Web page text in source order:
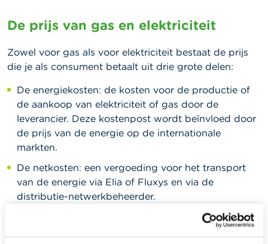
De prijs van gas en elektriciteit
Zowel voor gas als voor elektriciteit bestaat de prijs
die je als consument betaalt uit drie grote delen:
De energiekosten: de kosten voor de productie of
de aankoop van elektriciteit of gas door de
leverancier. Deze kostenpost wordt beïnvloed door
de prijs van de energie op de internationale
markten.
De netkosten: een vergoeding voor het transport
van de energie via Elia of Fluxys en via de
distributie-netwerkbeheerder.